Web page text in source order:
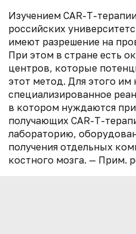
Изучением CAR-T-
российских
имеют разрешение на
При этом в стране есть
центров, которые
этот метод. Для этого
специализированное
в котором нуждаются
получающих CAR-T-
лабораторию,
получения отдельных
костного мозга. — Прим.